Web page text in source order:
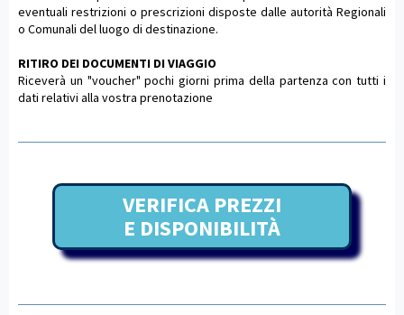
eventuali restrizioni o prescrizioni disposte dalle autorità Regionali
o Comunali del luogo di destinazione.
RITIRO DEI DOCUMENTI DI VIAGGIO
Riceverà un "voucher" pochi giorni prima della partenza con tutti i
dati relativi alla vostra prenotazione
VERIFICA PREZZI
E DISPONIBILITÀ